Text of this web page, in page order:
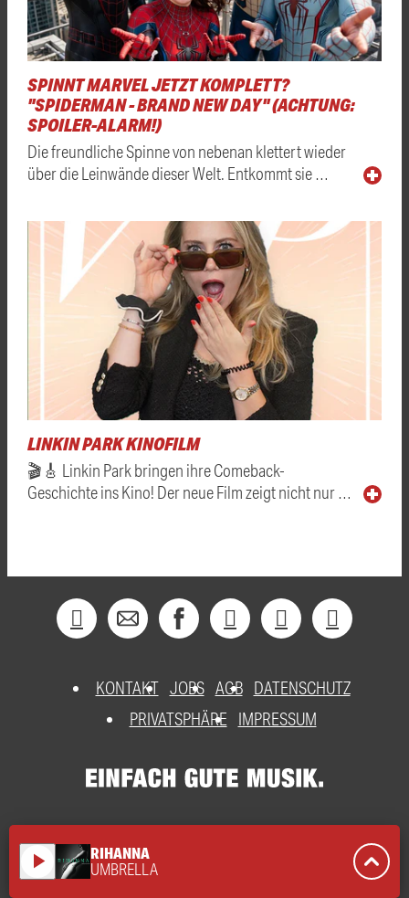
SPINNT MARVEL JETZT KOMPLETT?
"SPIDERMAN - BRAND NEW DAY" (ACHTUNG:
SPOILER-ALARM!)
Die freundliche Spinne von nebenan klettert wieder
über die Leinwände dieser Welt. Entkommt sie …
LINKIN PARK KINOFILM
🎬🎸 Linkin Park bringen ihre Comeback-
Geschichte ins Kino! Der neue Film zeigt nicht nur …
KONTAKT JOBS AGB DATENSCHUTZ
PRIVATSPHÄRE
IMPRESSUM
play_arrow RIHANNA
UMBRELLA